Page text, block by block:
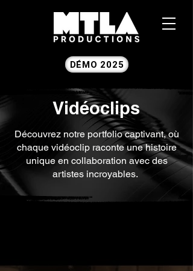
DÉMO 2025
Vidéoclips
Découvrez notre portfolio captivant, où
chaque vidéoclip raconte une histoire
unique en collaboration avec des
artistes incroyables.